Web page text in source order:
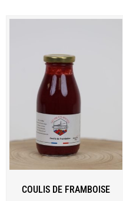
COULIS DE FRAMBOISE